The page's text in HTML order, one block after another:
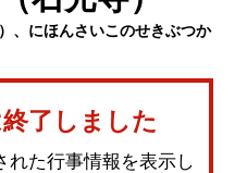
、にほんさいこのせきぶつか
了しました
れた行事情報を表示し